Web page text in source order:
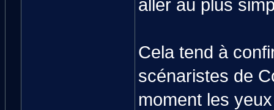
aller au plus
Cela tend à
scénaristes de
moment les